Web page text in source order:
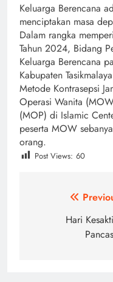
Keluarga Berencana
menciptakan masa
Dalam rangka
Tahun 2024, Bidang
Keluarga Berencana
Kabupaten
Metode Kontrasepsi
Operasi Wanita
(MOP) di Islamic
peserta MOW
orang.
Post Views: 60
navigation
Hari